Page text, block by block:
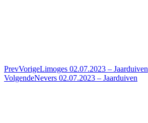
PrevVorigeLimoges 02.07.2023 – Jaarduiven
VolgendeNevers 02.07.2023 – Jaarduiven